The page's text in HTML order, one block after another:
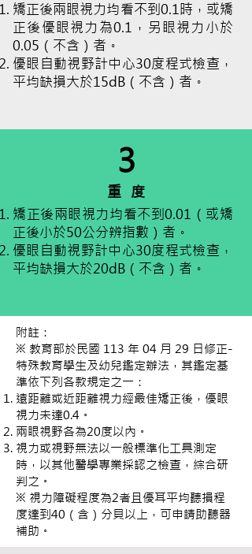
矯正後兩眼視力均看不到0.1時，或矯
正後優眼視力為0.1，另眼視力小於
0.05（不含）者。
優眼自動視野計中心30度程式檢查，
平均缺損大於15dB（不含）者。
3
重 度
矯正後兩眼視力均看不到0.01（或矯
正後小於50公分辨指數）者。
優眼自動視野計中心30度程式檢查，
平均缺損大於20dB（不含）者。
附註：
※ 教育部於民國 113 年 04 月 29 日修正-
特殊教育學生及幼兒鑑定辦法，其鑑定基
準依下列各款規定之一：
遠距離或近距離視力經最佳矯正後，優眼
視力未達0.4。
兩眼視野各為20度以內。
視力或視野無法以一般標準化工具測定
時，以其他醫學專業採認之檢查，綜合研
判之。
※ 視力障礙程度為2者且優耳平均聽損程
度達到40（含）分貝以上，可申請助聽器
補助。